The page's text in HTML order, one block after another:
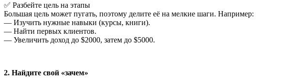
✅ Разбейте цель на этапы
Большая цель может пугать, поэтому делите её на мелкие шаги. Например:
— Изучить нужные навыки (курсы, книги).
— Найти первых клиентов.
— Увеличить доход до $2000, затем до $5000.
2. Найдите свой «зачем»